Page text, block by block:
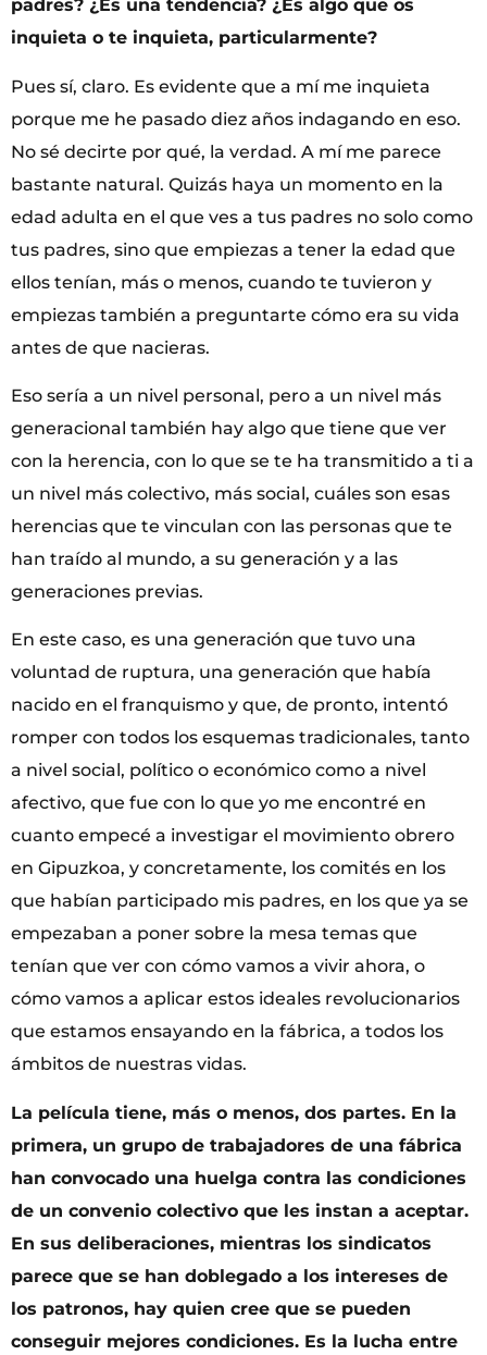
padres? ¿Es una tendencia? ¿Es algo que os
inquieta o te inquieta, particularmente?
Pues sí, claro. Es evidente que a mí me inquieta
porque me he pasado diez años indagando en eso.
No sé decirte por qué, la verdad. A mí me parece
bastante natural. Quizás haya un momento en la
edad adulta en el que ves a tus padres no solo como
tus padres, sino que empiezas a tener la edad que
ellos tenían, más o menos, cuando te tuvieron y
empiezas también a preguntarte cómo era su vida
antes de que nacieras.
Eso sería a un nivel personal, pero a un nivel más
generacional también hay algo que tiene que ver
con la herencia, con lo que se te ha transmitido a ti a
un nivel más colectivo, más social, cuáles son esas
herencias que te vinculan con las personas que te
han traído al mundo, a su generación y a las
generaciones previas.
En este caso, es una generación que tuvo una
voluntad de ruptura, una generación que había
nacido en el franquismo y que, de pronto, intentó
romper con todos los esquemas tradicionales, tanto
a nivel social, político o económico como a nivel
afectivo, que fue con lo que yo me encontré en
cuanto empecé a investigar el movimiento obrero
en Gipuzkoa, y concretamente, los comités en los
que habían participado mis padres, en los que ya se
empezaban a poner sobre la mesa temas que
tenían que ver con cómo vamos a vivir ahora, o
cómo vamos a aplicar estos ideales revolucionarios
que estamos ensayando en la fábrica, a todos los
ámbitos de nuestras vidas.
La película tiene, más o menos, dos partes. En la
primera, un grupo de trabajadores de una fábrica
han convocado una huelga contra las condiciones
de un convenio colectivo que les instan a aceptar.
En sus deliberaciones, mientras los sindicatos
parece que se han doblegado a los intereses de
los patronos, hay quien cree que se pueden
conseguir mejores condiciones. Es la lucha entre